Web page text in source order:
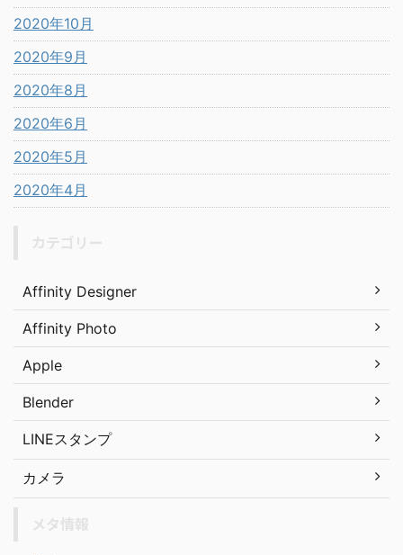
2020年10月
2020年9月
2020年8月
2020年6月
2020年5月
2020年4月
Affinity Designer
Affinity Photo
Apple
Blender
LINEスタンプ
カメラ